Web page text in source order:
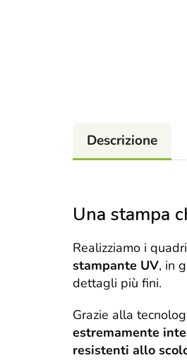
Descrizione
Una stampa
Realizziamo i
stampante UV, in
dettagli più fini.
Grazie alla
estremamente
resistenti allo